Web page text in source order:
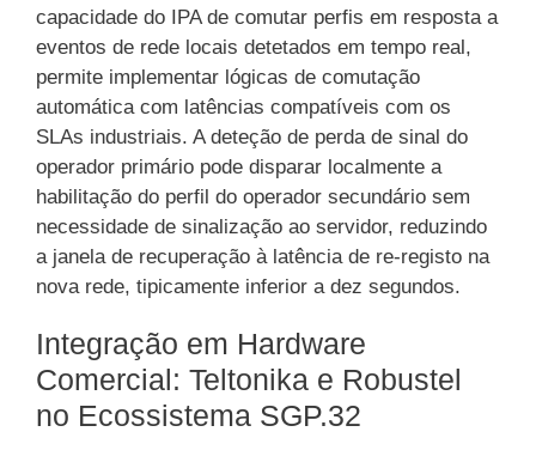
capacidade do IPA de comutar perfis em resposta a
eventos de rede locais detetados em tempo real,
permite implementar lógicas de comutação
automática com latências compatíveis com os
SLAs industriais. A deteção de perda de sinal do
operador primário pode disparar localmente a
habilitação do perfil do operador secundário sem
necessidade de sinalização ao servidor, reduzindo
a janela de recuperação à latência de re-registo na
nova rede, tipicamente inferior a dez segundos.
Integração em Hardware
Comercial: Teltonika e Robustel
no Ecossistema SGP.32